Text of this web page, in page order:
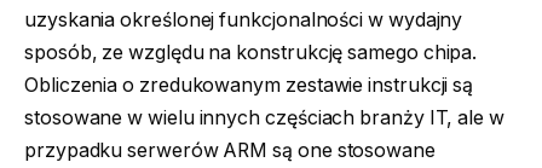
uzyskania określonej funkcjonalności w wydajny
sposób, ze względu na konstrukcję samego chipa.
Obliczenia o zredukowanym zestawie instrukcji są
stosowane w wielu innych częściach branży IT, ale w
przypadku serwerów ARM są one stosowane